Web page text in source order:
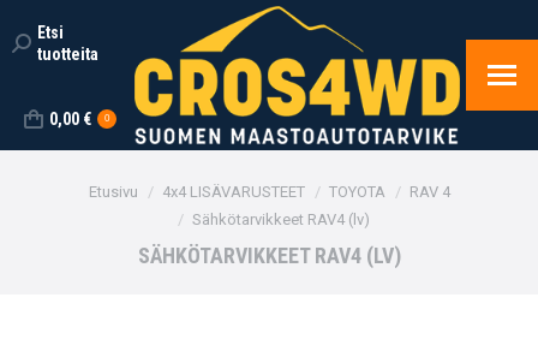
Search:
Etsi
tuotteita
0,00 € 0
You are here:
Etusivu 4x4 LISÄVARUSTEET TOYOTA
RAV 4
Sähkötarvikkeet RAV4 (lv)
SÄHKÖTARVIKKEET RAV4 (LV)